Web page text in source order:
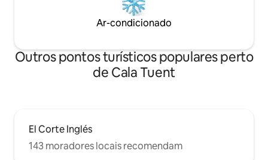
Ar-condicionado
Outros pontos turísticos populares perto
de Cala Tuent
El Corte Inglés
143 moradores locais recomendam